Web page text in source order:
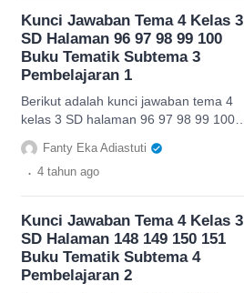
Kunci Jawaban Tema 4 Kelas 3
SD Halaman 96 97 98 99 100
Buku Tematik Subtema 3
Pembelajaran 1
Berikut adalah kunci jawaban tema 4
kelas 3 SD halaman 96 97 98 99 100
Buku Tematik Subtema 3 Pembelajaran
1.
Fanty Eka Adiastuti
. 4 tahun ago
Kunci Jawaban Tema 4 Kelas 3
SD Halaman 148 149 150 151
Buku Tematik Subtema 4
Pembelajaran 2